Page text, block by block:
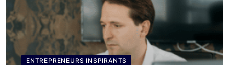
ENTREPRENEURS INSPIRANTS